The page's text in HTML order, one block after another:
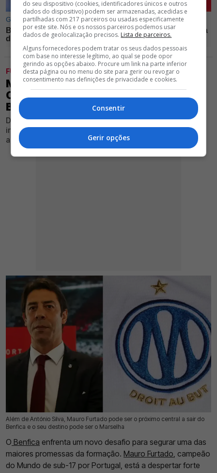
FUTEBOL
MARSELHA PODE MESMO
CONTRATAR DEFESA CENTRAL DO
BENFICA (E NÃO É ANTÓNIO SILVA)
Defesa formado no Seixal desperta cada vez mais
interesse além-fronteiras e a situação contratual deixa
as águias em alerta
Além de António Silva, Mauro Furtado pode ser o próximo central a sair do
Benfica e o seu destino pode ser o Marselha
16 Jul 2026 | 17:31 | 0
O Benfica enfrenta um novo desafio para segurar uma das
maiores promessas da formação. Mauro Furtado , campeão
do Mundo de sub-17 por Portugal, está a despertar forte
do seu dispositivo (cookies, identificadores únicos e outros
dados do dispositivo) podem ser armazenadas, acedidas e
partilhadas com 217 parceiros ou usadas especificamente
por este site. Nós e os nossos parceiros podemos usar
dados de geolocalização precisos. Lista de parceiros.
Alguns fornecedores podem tratar os seus dados pessoais
com base no interesse legítimo, ao qual se pode opor
gerindo as opções abaixo. Procure um link na parte inferior
desta página ou no menu do site para gerir ou revogar o
consentimento nas definições de privacidade e cookies.
Consentir
Gerir opções